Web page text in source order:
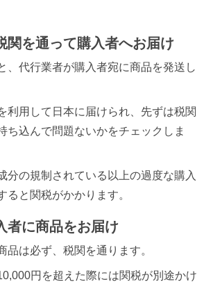
関を通って購入者へお届け
、代行業者が購入者宛に商品を発送し
利用して日本に届けられ、先ずは税関
ち込んで問題ないかをチェックしま
分の規制されている以上の過度な購入
ると関税がかかります。
者に商品をお届け
品は必ず、税関を通ります。
円を超えた際には関税が別途かけ